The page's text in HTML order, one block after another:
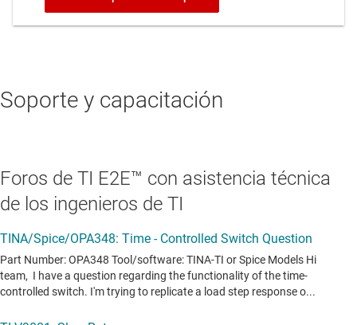
Soporte y capacitación
Foros de TI E2E™ con asistencia técnica
de los ingenieros de TI